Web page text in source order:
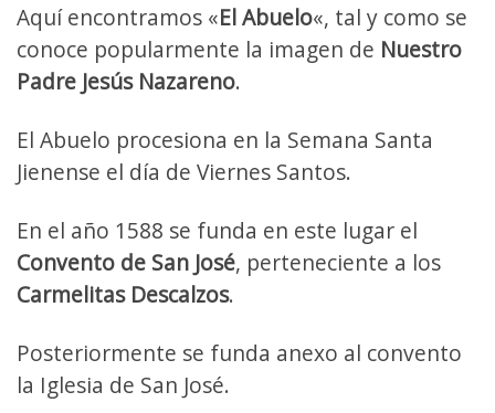
Aquí encontramos «El Abuelo«, tal y como se
conoce popularmente la imagen de Nuestro
Padre Jesús Nazareno.
El Abuelo procesiona en la Semana Santa
Jienense el día de Viernes Santos.
En el año 1588 se funda en este lugar el
Convento de San José, perteneciente a los
Carmelitas Descalzos.
Posteriormente se funda anexo al convento
la Iglesia de San José.